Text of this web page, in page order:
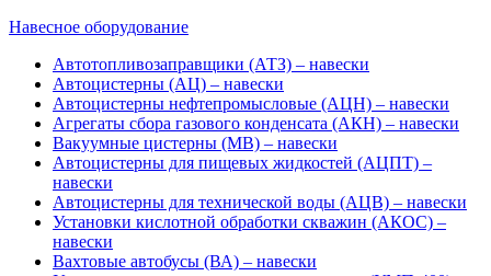
Навесное оборудование
Автотопливозаправщики (АТЗ) – навески
Автоцистерны (АЦ) – навески
Автоцистерны нефтепромысловые (АЦН) – навески
Агрегаты сбора газового конденсата (АКН) – навески
Вакуумные цистерны (МВ) – навески
Автоцистерны для пищевых жидкостей (АЦПТ) –
навески
Автоцистерны для технической воды (АЦВ) – навески
Установки кислотной обработки скважин (АКОС) –
навески
Вахтовые автобусы (ВА) – навески